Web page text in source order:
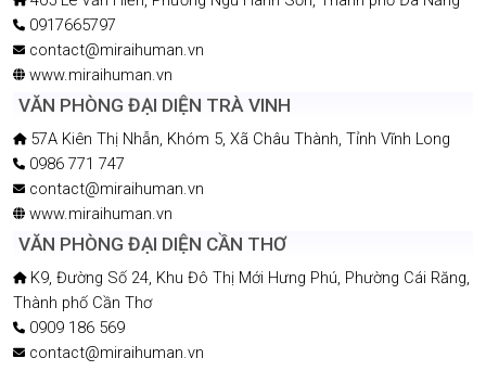
0917665797
contact@miraihuman.vn
www.miraihuman.vn
VĂN PHÒNG ĐẠI DIỆN TRÀ VINH
57A Kiên Thị Nhẫn, Khóm 5, Xã Châu Thành, Tỉnh Vĩnh Long
0986 771 747
contact@miraihuman.vn
www.miraihuman.vn
VĂN PHÒNG ĐẠI DIỆN CẦN THƠ
K9, Đường Số 24, Khu Đô Thị Mới Hưng Phú, Phường Cái Răng,
Thành phố Cần Thơ
0909 186 569
contact@miraihuman.vn